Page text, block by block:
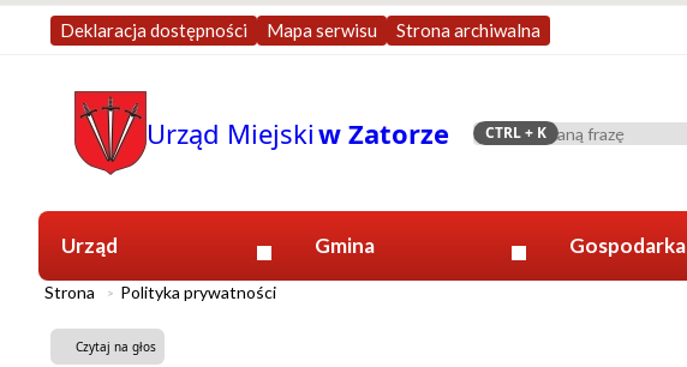
Deklaracja dostępności Mapa serwisu Strona archiwalna
Urząd Miejskiw Zatorze Szukaj
CTRL+ K
Urząd Gmina Gospodarka
Strona Polityka prywatności
Czytaj na głos